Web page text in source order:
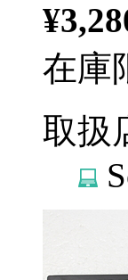
在庫
取扱